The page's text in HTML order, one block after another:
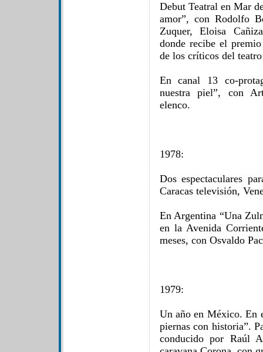
Debut Teatral en Mar
amor”, con Rodolfo
Zuquer, Eloisa
donde recibe el
de los críticos del
En canal 13 co-
nuestra piel”, con
elenco.
1978:
Dos espectaculares
Caracas televisión,
En Argentina “Una
en la Avenida
meses, con Osvaldo
1979:
Un año en México. En
piernas con historia”.
conducido por Raúl